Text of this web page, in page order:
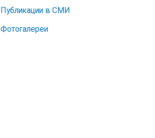
Публикации в СМИ
Фотогалереи